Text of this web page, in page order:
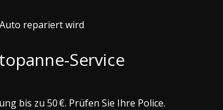
repariert wird
Service
bis zu 50 €. Prüfen Sie Ihre Police.